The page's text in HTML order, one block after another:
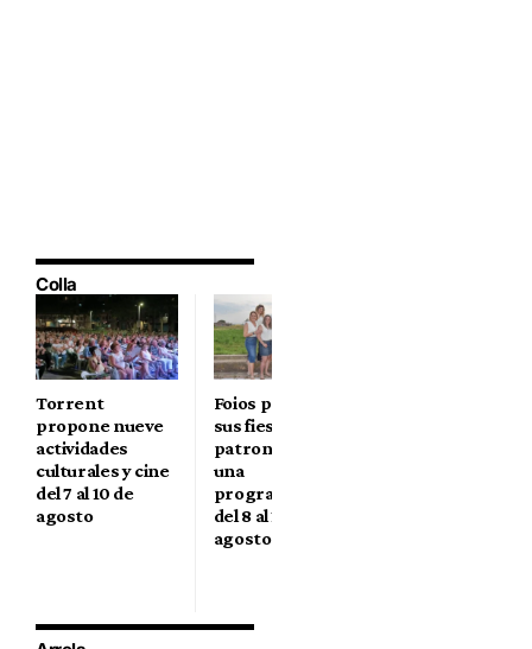
Colla
Torrent
propone nueve
actividades
culturales y cine
del 7 al 10 de
agosto
Foios prepara
sus fiestas
patronales con
una
programación
del 8 al 18 de
agosto